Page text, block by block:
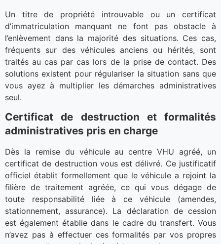
Un titre de propriété introuvable ou un certificat
d’immatriculation manquant ne font pas obstacle à
l’enlèvement dans la majorité des situations. Ces cas,
fréquents sur des véhicules anciens ou hérités, sont
traités au cas par cas lors de la prise de contact. Des
solutions existent pour régulariser la situation sans que
vous ayez à multiplier les démarches administratives
seul.
Certificat de destruction et formalités
administratives pris en charge
Dès la remise du véhicule au centre VHU agréé, un
certificat de destruction vous est délivré. Ce justificatif
officiel établit formellement que le véhicule a rejoint la
filière de traitement agréée, ce qui vous dégage de
toute responsabilité liée à ce véhicule (amendes,
stationnement, assurance). La déclaration de cession
est également établie dans le cadre du transfert. Vous
n’avez pas à effectuer ces formalités par vos propres